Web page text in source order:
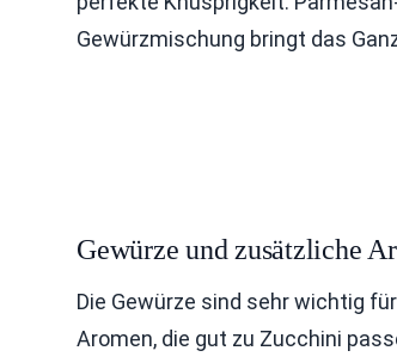
Gewürzmischung bringt das
Gewürze und zusätzliche
Die Gewürze sind sehr wichtig
Aromen, die gut zu Zucchini